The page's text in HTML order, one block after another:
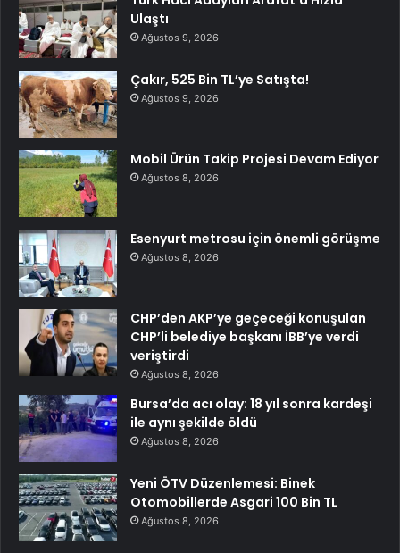
Ulaştı
Ağustos 9, 2026
Çakır, 525 Bin TL’ye Satışta!
Ağustos 9, 2026
Mobil Ürün Takip Projesi Devam Ediyor
Ağustos 8, 2026
Esenyurt metrosu için önemli görüşme
Ağustos 8, 2026
CHP’den AKP’ye geçeceği konuşulan
CHP’li belediye başkanı İBB’ye verdi
veriştirdi
Ağustos 8, 2026
Bursa’da acı olay: 18 yıl sonra kardeşi
ile aynı şekilde öldü
Ağustos 8, 2026
Yeni ÖTV Düzenlemesi: Binek
Otomobillerde Asgari 100 Bin TL
Ağustos 8, 2026